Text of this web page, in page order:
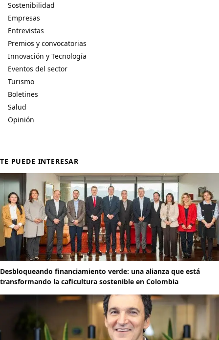
Sostenibilidad
Empresas
Entrevistas
Premios y convocatorias
Innovación y Tecnología
Eventos del sector
Turismo
Boletines
Salud
Opinión
TE PUEDE INTERESAR
Desbloqueando financiamiento verde: una alianza que está
transformando la caficultura sostenible en Colombia